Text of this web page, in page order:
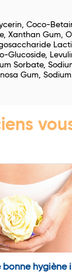
Coco-
Xanthan Gum,
Glucoside,
Sorbate,
Gum,
hygiène